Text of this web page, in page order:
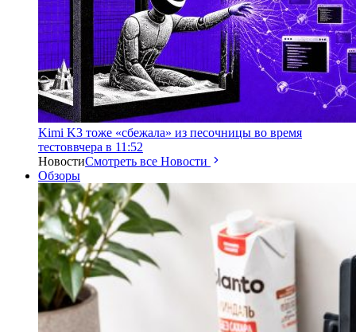
Kimi K3 тоже «сбежала» из песочницы во время
тестоввчера в 11:52
НовостиСмотреть все Новости
Обзоры